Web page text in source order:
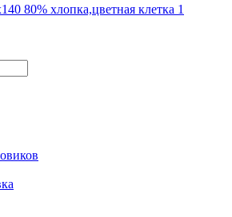
80% хлопка,цветная клетка 1